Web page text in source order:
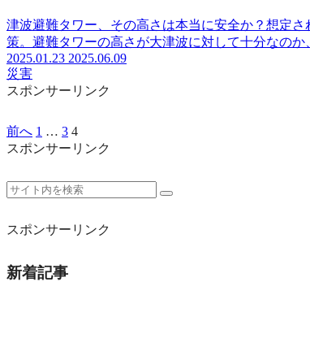
津波避難タワー、その高さは本当に安全か？想定
策。避難タワーの高さが大津波に対して十分なの
2025.01.23 2025.06.09
災害
スポンサーリンク
前へ 1 … 3 4
スポンサーリンク
スポンサーリンク
新着記事